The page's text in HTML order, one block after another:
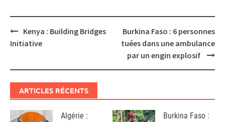
Post
navigation
Kenya : Building Bridges
Initiative
Burkina Faso : 6 personnes
tuées dans une ambulance
par un engin explosif
ARTICLES RÉCENTS
Algérie :
Burkina Faso :